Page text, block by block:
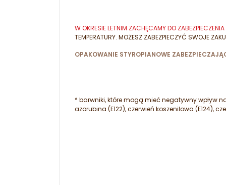
W OKRESIE LETNIM ZACHĘCAMY DO
TEMPERATURY. MOŻESZ ZABEZPIECZYĆ SWOJE
OPAKOWANIE STYROPIANOWE
* barwniki, które mogą mieć negatywny wpływ
azorubina (E122), czerwień koszenilowa (E124),